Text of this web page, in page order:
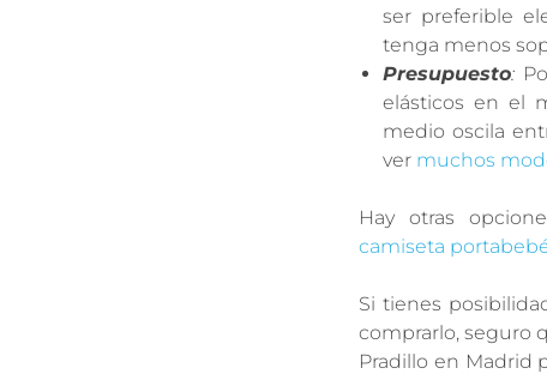
ser preferible
tenga menos
Presupuesto:
elásticos en el
medio oscila
ver muchos
Hay otras
camiseta
Si tienes
comprarlo, seguro
Pradillo en Madrid